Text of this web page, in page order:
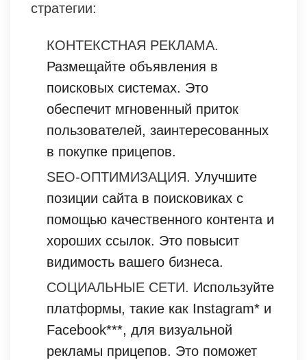
стратегии:
КОНТЕКСТНАЯ РЕКЛАМА.
Размещайте объявления в
поисковых системах. Это
обеспечит мгновенный приток
пользователей, заинтересованных
в покупке прицепов.
SEO-ОПТИМИЗАЦИЯ. Улучшите
позиции сайта в поисковиках с
помощью качественного контента и
хороших ссылок. Это повысит
видимость вашего бизнеса.
СОЦИАЛЬНЫЕ СЕТИ. Используйте
платформы, такие как Instagram* и
Facebook***, для визуальной
рекламы прицепов. Это поможет